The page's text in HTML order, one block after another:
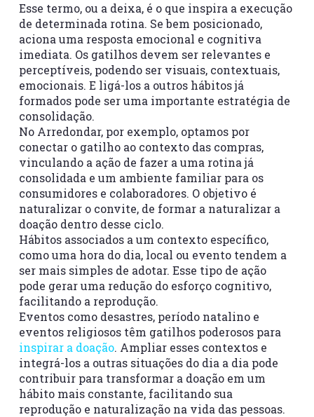
Esse termo, ou a deixa, é o que inspira a execução
de determinada rotina. Se bem posicionado,
aciona uma resposta emocional e cognitiva
imediata. Os gatilhos devem ser relevantes e
perceptíveis, podendo ser visuais, contextuais,
emocionais. E ligá-los a outros hábitos já
formados pode ser uma importante estratégia de
consolidação.
No Arredondar, por exemplo, optamos por
conectar o gatilho ao contexto das compras,
vinculando a ação de fazer a uma rotina já
consolidada e um ambiente familiar para os
consumidores e colaboradores. O objetivo é
naturalizar o convite, de formar a naturalizar a
doação dentro desse ciclo.
Hábitos associados a um contexto específico,
como uma hora do dia, local ou evento tendem a
ser mais simples de adotar. Esse tipo de ação
pode gerar uma redução do esforço cognitivo,
facilitando a reprodução.
Eventos como desastres, período natalino e
eventos religiosos têm gatilhos poderosos para
inspirar a doação. Ampliar esses contextos e
integrá-los a outras situações do dia a dia pode
contribuir para transformar a doação em um
hábito mais constante, facilitando sua
reprodução e naturalização na vida das pessoas.